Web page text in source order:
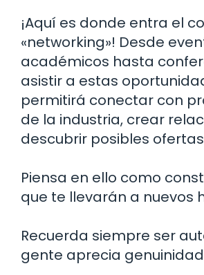
¡Aquí es donde entra el
«networking»! Desde
académicos hasta
asistir a estas
permitirá conectar con
de la industria, crear
descubrir posibles
Piensa en ello como
que te llevarán a nuevos
Recuerda siempre ser
gente aprecia